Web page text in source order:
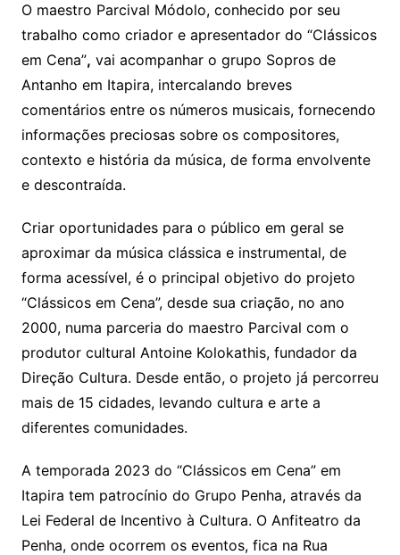
O maestro Parcival Módolo, conhecido por seu
trabalho como criador e apresentador do “Clássicos
em Cena”, vai acompanhar o grupo Sopros de
Antanho em Itapira, intercalando breves
comentários entre os números musicais, fornecendo
informações preciosas sobre os compositores,
contexto e história da música, de forma envolvente
e descontraída.
Criar oportunidades para o público em geral se
aproximar da música clássica e instrumental, de
forma acessível, é o principal objetivo do projeto
“Clássicos em Cena”, desde sua criação, no ano
2000, numa parceria do maestro Parcival com o
produtor cultural Antoine Kolokathis, fundador da
Direção Cultura. Desde então, o projeto já percorreu
mais de 15 cidades, levando cultura e arte a
diferentes comunidades.
A temporada 2023 do “Clássicos em Cena” em
Itapira tem patrocínio do Grupo Penha, através da
Lei Federal de Incentivo à Cultura. O Anfiteatro da
Penha, onde ocorrem os eventos, fica na Rua